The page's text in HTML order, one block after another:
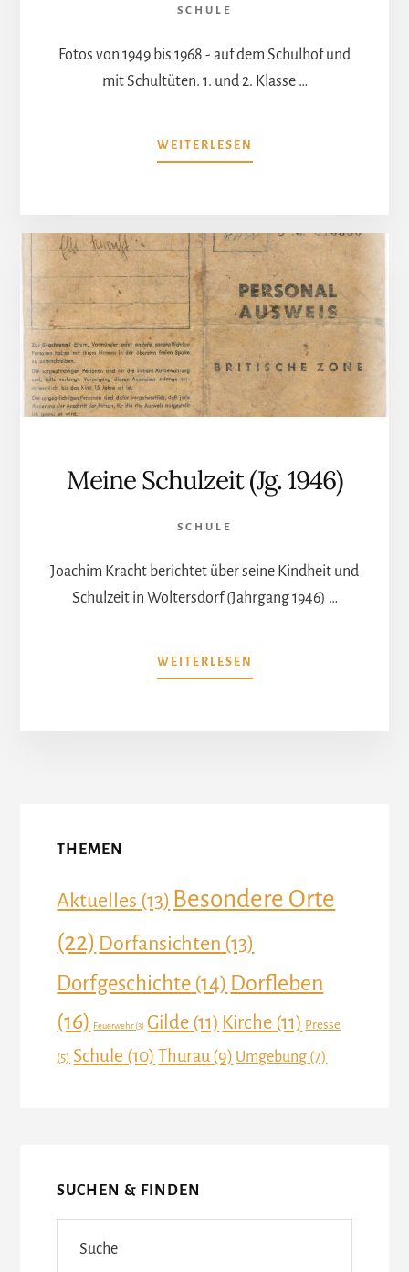
SCHULE
Fotos von 1949 bis 1968 - auf dem Schulhof und
mit Schultüten. 1. und 2. Klasse …
WEITERLESEN
3:
Meine Schulzeit (Jg. 1946)
SCHULE
Joachim Kracht berichtet über seine Kindheit und
Schulzeit in Woltersdorf (Jahrgang 1946) …
WEITERLESEN
SCHULZEIT
THEMEN
Aktuelles (13) Besondere Orte
(22) Dorfansichten (13)
Dorfgeschichte (14) Dorfleben
(16) Feuerwehr(3) Gilde (11) Kirche (11) Presse
(5) Schule (10) Thurau (9) Umgebung (7)
SUCHEN & FINDEN